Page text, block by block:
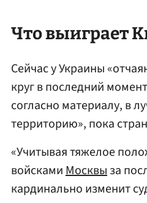
Что выиграет
Сейчас у Украины
круг в последний
согласно материалу, в
территорию», пока
«Учитывая тяжелое
войскамиМосквыза
кардинально изменит